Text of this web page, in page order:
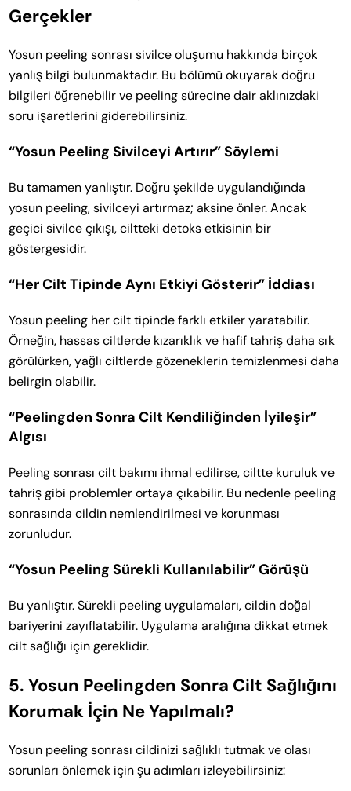
Gerçekler
Yosun peeling sonrası sivilce oluşumu hakkında birçok
yanlış bilgi bulunmaktadır. Bu bölümü okuyarak doğru
bilgileri öğrenebilir ve peeling sürecine dair aklınızdaki
soru işaretlerini giderebilirsiniz.
“Yosun Peeling Sivilceyi Artırır” Söylemi
Bu tamamen yanlıştır. Doğru şekilde uygulandığında
yosun peeling, sivilceyi artırmaz; aksine önler. Ancak
geçici sivilce çıkışı, ciltteki detoks etkisinin bir
göstergesidir.
“Her Cilt Tipinde Aynı Etkiyi Gösterir” İddiası
Yosun peeling her cilt tipinde farklı etkiler yaratabilir.
Örneğin, hassas ciltlerde kızarıklık ve hafif tahriş daha sık
görülürken, yağlı ciltlerde gözeneklerin temizlenmesi daha
belirgin olabilir.
“Peelingden Sonra Cilt Kendiliğinden İyileşir”
Algısı
Peeling sonrası cilt bakımı ihmal edilirse, ciltte kuruluk ve
tahriş gibi problemler ortaya çıkabilir. Bu nedenle peeling
sonrasında cildin nemlendirilmesi ve korunması
zorunludur.
“Yosun Peeling Sürekli Kullanılabilir” Görüşü
Bu yanlıştır. Sürekli peeling uygulamaları, cildin doğal
bariyerini zayıflatabilir. Uygulama aralığına dikkat etmek
cilt sağlığı için gereklidir.
5.Yosun Peelingden Sonra Cilt Sağlığını
Korumak İçin Ne Yapılmalı?
Yosun peeling sonrası cildinizi sağlıklı tutmak ve olası
sorunları önlemek için şu adımları izleyebilirsiniz: